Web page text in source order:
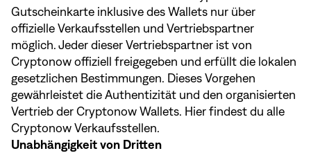
Gutscheinkarte inklusive des Wallets nur über
offizielle Verkaufsstellen und Vertriebspartner
möglich. Jeder dieser Vertriebspartner ist von
Cryptonow offiziell freigegeben und erfüllt die lokalen
gesetzlichen Bestimmungen. Dieses Vorgehen
gewährleistet die Authentizität und den organisierten
Vertrieb der Cryptonow Wallets. Hier findest du alle
Cryptonow Verkaufsstellen.
Unabhängigkeit von Dritten